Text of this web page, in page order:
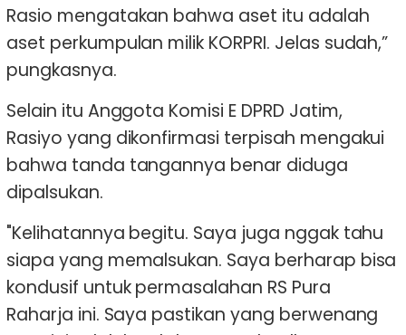
Rasio mengatakan bahwa aset itu adalah
aset perkumpulan milik KORPRI. Jelas sudah,”
pungkasnya.
Selain itu Anggota Komisi E DPRD Jatim,
Rasiyo yang dikonfirmasi terpisah mengakui
bahwa tanda tangannya benar diduga
dipalsukan.
"Kelihatannya begitu. Saya juga nggak tahu
siapa yang memalsukan. Saya berharap bisa
kondusif untuk permasalahan RS Pura
Raharja ini. Saya pastikan yang berwenang